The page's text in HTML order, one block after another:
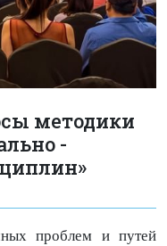
методики
-
проблем и путей